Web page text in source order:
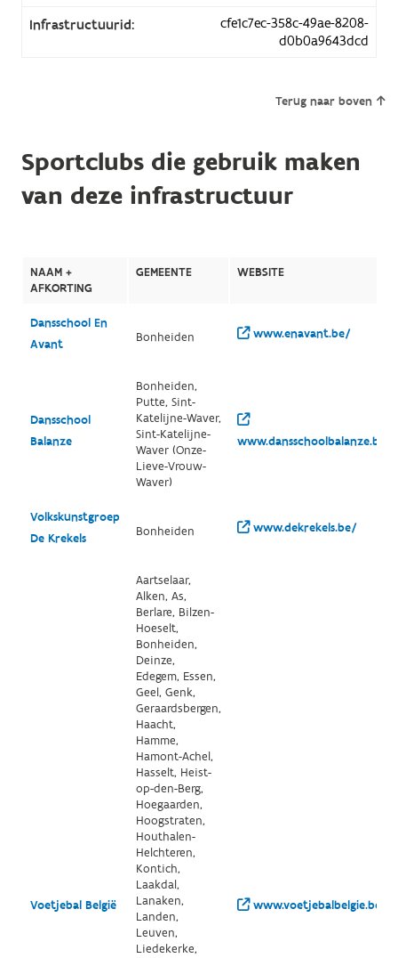
Infrastructuurid:
cfe1c7ec-358c-49ae-8208-
d0b0a9643dcd
Terug naar boven
Sportclubs die gebruik maken
van deze infrastructuur
NAAM +
AFKORTING
GEMEENTE WEBSITE
Dansschool En
Avant
Bonheiden www.enavant.be/
Dansschool
Balanze
Bonheiden,
Putte, Sint-
Katelijne-Waver,
Sint-Katelijne-
Waver (Onze-
Lieve-Vrouw-
Waver)
www.dansschoolbalanze.be/
Volkskunstgroep
De Krekels
Bonheiden www.dekrekels.be/
Voetjebal België
Aartselaar,
Alken, As,
Berlare, Bilzen-
Hoeselt,
Bonheiden,
Deinze,
Edegem, Essen,
Geel, Genk,
Geraardsbergen,
Haacht,
Hamme,
Hamont-Achel,
Hasselt, Heist-
op-den-Berg,
Hoegaarden,
Hoogstraten,
Houthalen-
Helchteren,
Kontich,
Laakdal,
Lanaken,
Landen,
Leuven,
Liedekerke,
www.voetjebalbelgie.be/